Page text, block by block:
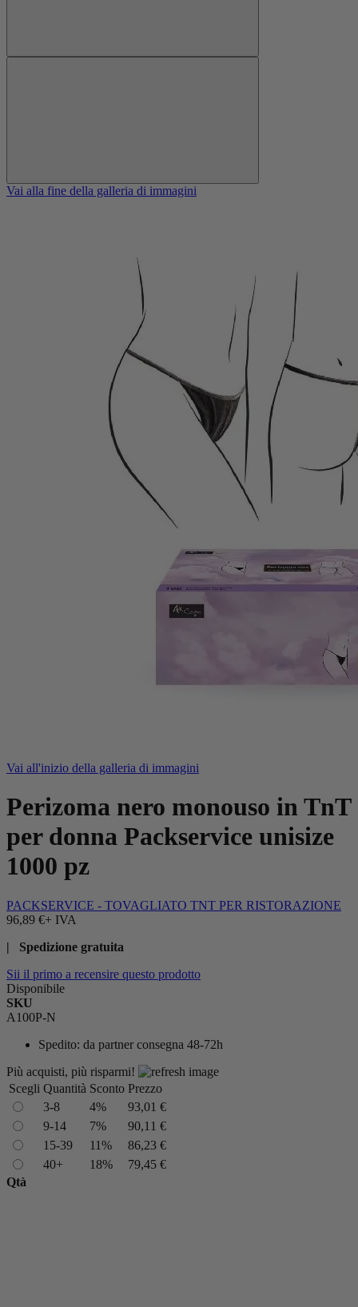
Vai alla fine della galleria di immagini
Vai all'inizio della galleria di immagini
Perizoma nero monouso in TnT
per donna Packservice unisize
1000 pz
PACKSERVICE - TOVAGLIATO TNT PER RISTORAZIONE
96,89 €+ IVA
| Spedizione gratuita
Sii il primo a recensire questo prodotto
Disponibile
SKU
A100P-N
Spedito: da partner consegna 48-72h
Più acquisti, più risparmi!
Scegli Quantità Sconto Prezzo
3-8
4%
93,01 €
9-14
7%
90,11 €
15-39
11%
86,23 €
40+
18%
79,45 €
Qtà